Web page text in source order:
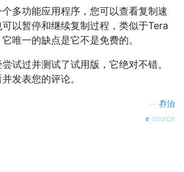
多功能应用程序，您可以查看复制速
可以暂停和继续复制过程，类似于Tera
唯一的缺点是它不是免费的。
试过并测试了试用版，它绝对不错。
发表您的评论。
乔治
source